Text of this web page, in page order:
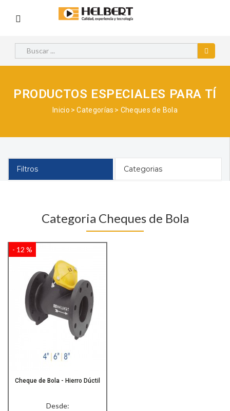
PRODUCTOS ESPECIALES PARA TÍ
Inicio Categorías Cheques de Bola
Filtros Categorias
Categoria Cheques de Bola
Cheque de Bola - Hierro Dúctil
- 12 %
Desde: